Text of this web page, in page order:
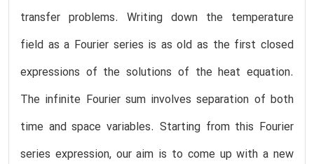
transfer problems. Writing down the temperature
field as a Fourier series is as old as the first closed
expressions of the solutions of the heat equation.
The infinite Fourier sum involves separation of both
time and space variables. Starting from this Fourier
series expression, our aim is to come up with a new